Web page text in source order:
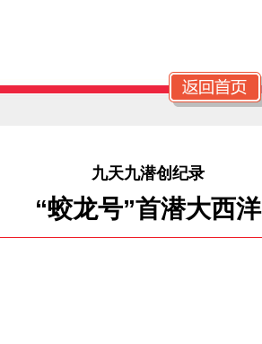
九天九潜创纪录
“蛟龙号”首潜大西洋